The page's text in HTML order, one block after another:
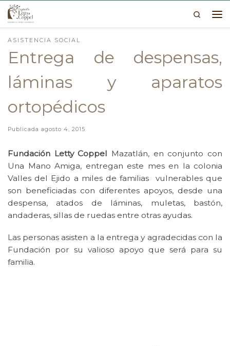
Skip to content
Search
ASISTENCIA SOCIAL
Entrega de despensas,
láminas y aparatos
ortopédicos
Publicada agosto 4, 2015
Fundación Letty Coppel Mazatlán, en conjunto con
Una Mano Amiga, entregan este mes en la colonia
Valles del Ejido a miles de familias vulnerables que
son beneficiadas con diferentes apoyos, desde una
despensa, atados de láminas, muletas, bastón,
andaderas, sillas de ruedas entre otras ayudas.
Las personas asisten a la entrega y agradecidas con la
Fundación por su valioso apoyo que será para su
familia.